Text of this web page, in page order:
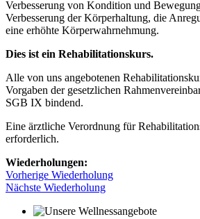
Verbesserung von Kondition und
Verbesserung der Körperhaltung, die
eine erhöhte Körperwahrnehmung.
Dies ist ein Rehabilitationskurs.
Alle von uns angebotenen
Vorgaben der gesetzlichen
SGB IX bindend.
Eine ärztliche Verordnung für
erforderlich.
Wiederholungen:
Vorherige Wiederholung
Nächste Wiederholung